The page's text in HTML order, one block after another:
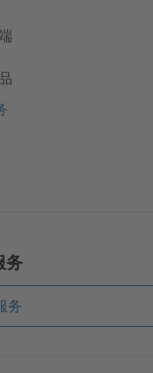
务
务